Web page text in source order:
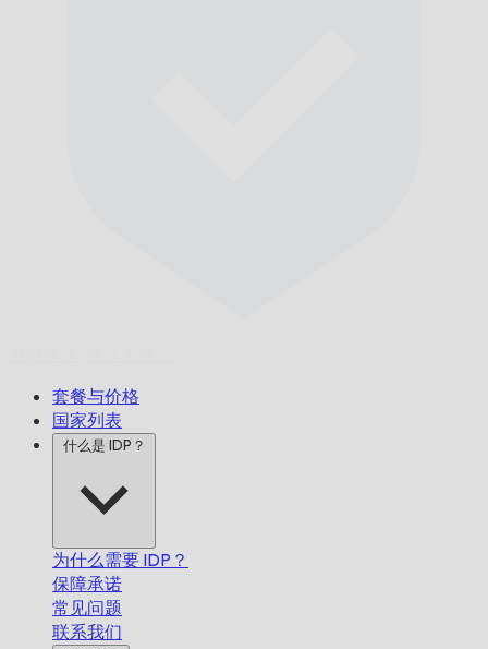
套餐与价格
国家列表
什么是 IDP？
为什么需要 IDP？
保障承诺
常见问题
联系我们